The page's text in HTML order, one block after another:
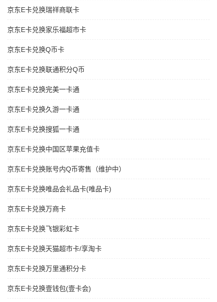
京东E卡兑换瑞祥商联卡
京东E卡兑换家乐福超市卡
京东E卡兑换Q币卡
京东E卡兑换联通积分Q币
京东E卡兑换完美一卡通
京东E卡兑换久游一卡通
京东E卡兑换搜狐一卡通
京东E卡兑换中国区苹果充值卡
京东E卡兑换账号内Q币寄售（维护中）
京东E卡兑换唯品会礼品卡(唯品卡)
京东E卡兑换万商卡
京东E卡兑换飞银彩虹卡
京东E卡兑换天猫超市卡/享淘卡
京东E卡兑换万里通积分卡
京东E卡兑换壹钱包(壹卡会)